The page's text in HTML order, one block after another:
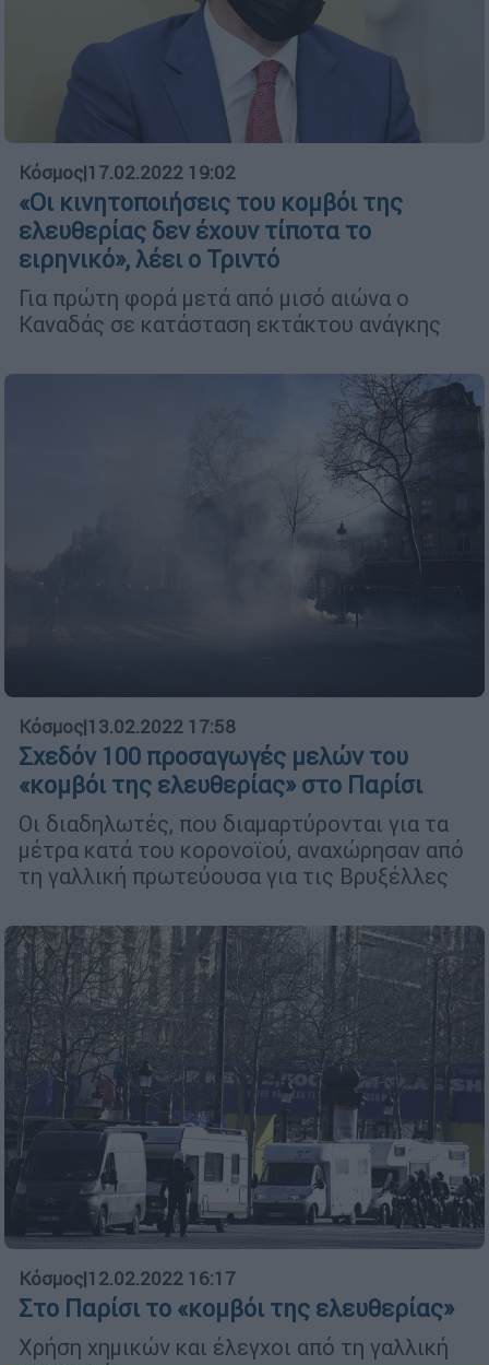
Κόσμος|17.02.2022 19:02
«Οι κινητοποιήσεις του κομβόι της
ελευθερίας δεν έχουν τίποτα το
ειρηνικό», λέει ο Τριντό
Για πρώτη φορά μετά από μισό αιώνα ο
Καναδάς σε κατάσταση εκτάκτου ανάγκης
Κόσμος|13.02.2022 17:58
Σχεδόν 100 προσαγωγές μελών του
«κομβόι της ελευθερίας» στο Παρίσι
Οι διαδηλωτές, που διαμαρτύρονται για τα
μέτρα κατά του κορονοϊού, αναχώρησαν από
τη γαλλική πρωτεύουσα για τις Βρυξέλλες
Κόσμος|12.02.2022 16:17
Στο Παρίσι το «κομβόι της ελευθερίας»
Χρήση χημικών και έλεγχοι από τη γαλλική